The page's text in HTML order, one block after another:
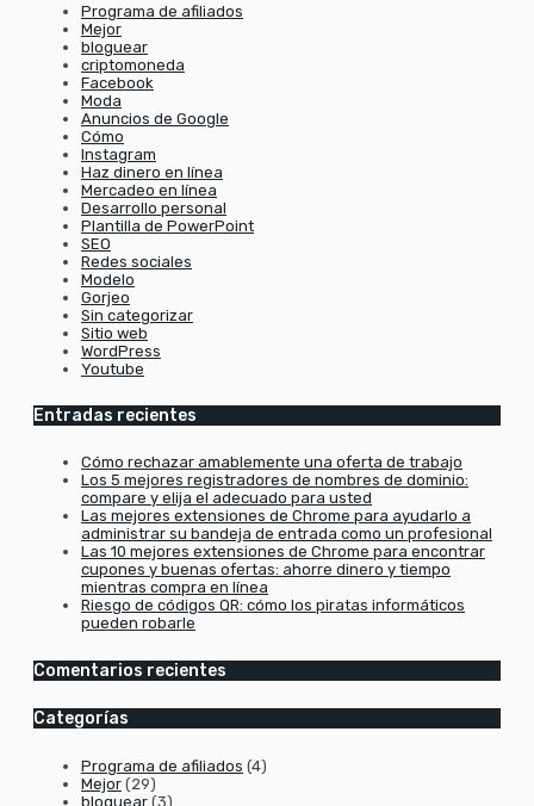
Programa de afiliados
Mejor
bloguear
criptomoneda
Facebook
Moda
Anuncios de Google
Cómo
Instagram
Haz dinero en línea
Mercadeo en línea
Desarrollo personal
Plantilla de PowerPoint
SEO
Redes sociales
Modelo
Gorjeo
Sin categorizar
Sitio web
WordPress
Youtube
Entradas recientes
Cómo rechazar amablemente una oferta de trabajo
Los 5 mejores registradores de nombres de dominio:
compare y elija el adecuado para usted
Las mejores extensiones de Chrome para ayudarlo a
administrar su bandeja de entrada como un profesional
Las 10 mejores extensiones de Chrome para encontrar
cupones y buenas ofertas: ahorre dinero y tiempo
mientras compra en línea
Riesgo de códigos QR: cómo los piratas informáticos
pueden robarle
Comentarios recientes
Categorías
Programa de afiliados (4)
Mejor (29)
bloguear (3)